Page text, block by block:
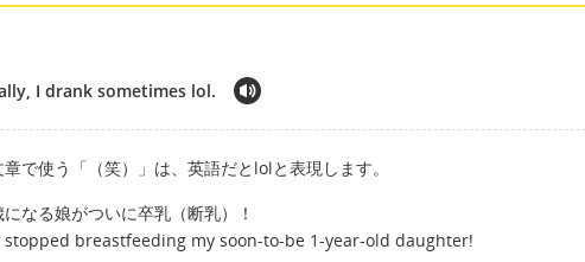
I drank sometimes lol.
で使う「（笑）」は、英語だとlolと表現します。
なる娘がついに卒乳（断乳）！
breastfeeding my soon-to-be 1-year-old daughter!